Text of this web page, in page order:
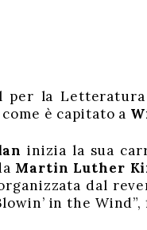
per la Letteratura
è capitato a
inizia la sua
Martin Luther
dal
in the